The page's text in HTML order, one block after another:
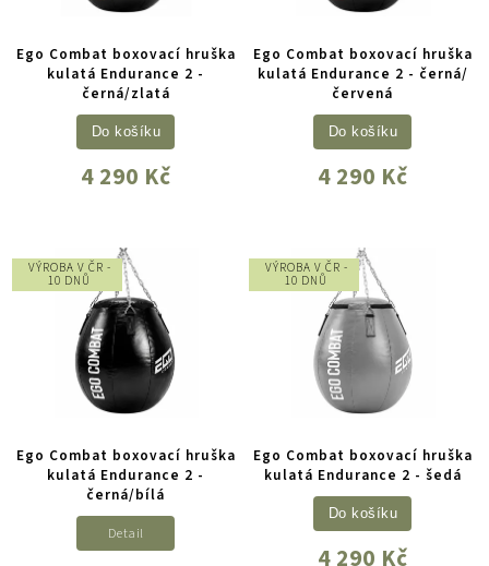
Ego Combat boxovací hruška
kulatá Endurance 2 -
černá/zlatá
4 290 Kč
Do košíku
Ego Combat boxovací hruška
kulatá Endurance 2 - černá/
červená
4 290 Kč
Do košíku
VÝROBA V ČR -
10 DNŮ
Ego Combat boxovací hruška
kulatá Endurance 2 -
černá/bílá
Detail
VÝROBA V ČR -
10 DNŮ
Ego Combat boxovací hruška
kulatá Endurance 2 - šedá
4 290 Kč
Do košíku